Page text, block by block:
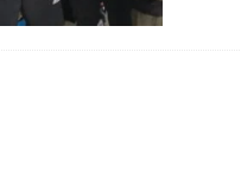
[ 6 de agosto de 2026 ] Pacto